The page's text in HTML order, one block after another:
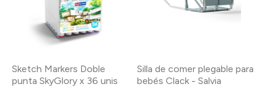
Sketch Markers Doble
punta SkyGlory x 36 unis
Silla de comer plegable para
bebés Clack - Salvia